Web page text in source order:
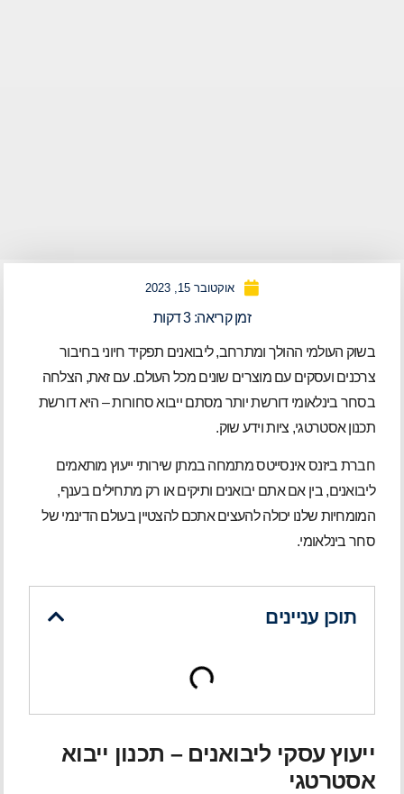
אוקטובר 15, 2023
זמן קריאה:3דקות
בשוק העולמי ההולך ומתרחב, ליבואנים תפקיד חיוני בחיבור
צרכנים ועסקים עם מוצרים שונים מכל העולם. עם זאת, הצלחה
בסחר בינלאומי דורשת יותר מסתם ייבוא סחורות – היא דורשת
תכנון אסטרטגי, ציות וידע שוק.
חברת ביזנס אינסייטס מתמחה במתן שירותי ייעוץ מותאמים
ליבואנים, בין אם אתם יבואנים ותיקים או רק מתחילים בענף,
המומחיות שלנו יכולה להעצים אתכם להצטיין בעולם הדינמי של
סחר בינלאומי.
תוכן עניינים
ייעוץ עסקי ליבואנים – תכנון ייבוא
אסטרטגי